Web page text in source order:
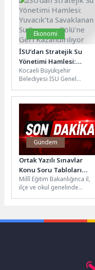
Ekonomi
İSU’dan Stratejik Su
Yönetimi Hamlesi:
Yuvacık’ta Savaklanan
Su Sapanca Gölü’ne Geri
Kazandırılıyor
Kocaeli Büyükşehir
Belediyesi İSU Genel
karşı geliştirdiği entegre su
yönetimi yaklaşımı
kapsamında...
Gündem
Ortak Yazılı Sınavlar
Konu Soru Tabloları
Yayımlandı
Millî Eğitim Bakanlığınca il,
ilçe ve okul genelinde